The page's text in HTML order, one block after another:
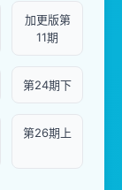
加更版第
11期
第24期下
第26期上